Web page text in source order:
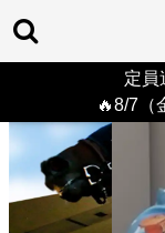
定員
🔥8/7（
> 26/8/9 (